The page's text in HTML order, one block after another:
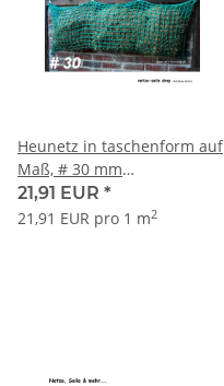
Heunetz in taschenform auf
Maß, # 30 mm
Maschenweite Ø 5 mm
Garnstärke
21,91 EUR *
21,91 EUR pro 1 m2